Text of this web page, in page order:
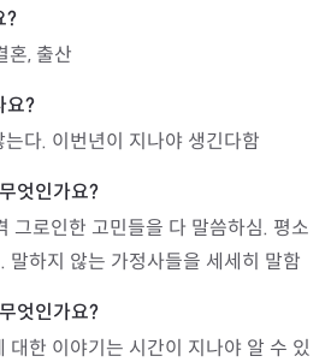
혼, 출산
다. 이번년이 지나야 생긴다함
그로인한 고민들을 다 말씀하심. 평소
말하지 않는 가정사들을 세세히 말함
대한 이야기는 시간이 지나야 알 수 있